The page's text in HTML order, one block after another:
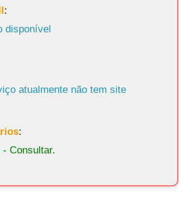
:
disponível
atualmente não tem site
:
- Consultar.